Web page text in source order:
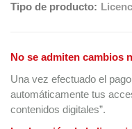
Tipo de producto:
No se admiten cambios
Una vez efectuado el
automáticamente tus
contenidos digitales”.